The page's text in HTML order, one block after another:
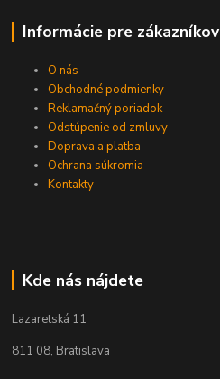
Informácie pre zákazníkov
O nás
Obchodné podmienky
Reklamačný poriadok
Odstúpenie od zmluvy
Doprava a platba
Ochrana súkromia
Kontakty
Kde nás nájdete
Lazaretská 11
811 08, Bratislava